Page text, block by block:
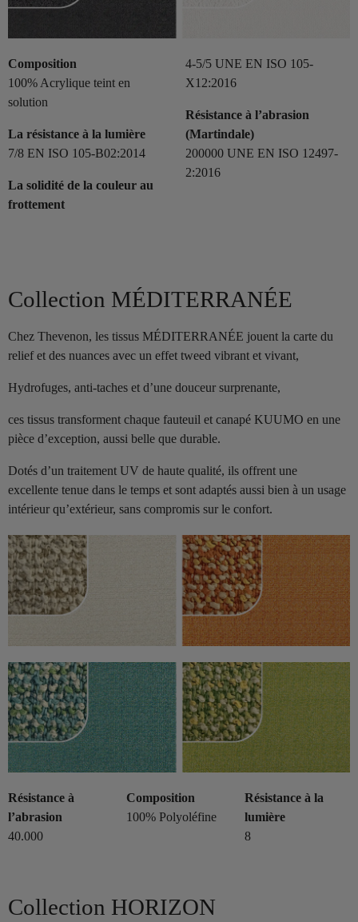
Composition
100% Acrylique teint en
solution
La résistance à la lumière
7/8 EN ISO 105-B02:2014
La solidité de la couleur au
frottement
4-5/5 UNE EN ISO 105-
X12:2016
Résistance à l’abrasion
(Martindale)
200000 UNE EN ISO 12497-
2:2016
Collection MÉDITERRANÉE
Chez Thevenon, les tissus MÉDITERRANÉE jouent la carte du
relief et des nuances avec un effet tweed vibrant et vivant,
Hydrofuges, anti-taches et d’une douceur surprenante,
ces tissus transforment chaque fauteuil et canapé KUUMO en une
pièce d’exception, aussi belle que durable.
Dotés d’un traitement UV de haute qualité, ils offrent une
excellente tenue dans le temps et sont adaptés aussi bien à un usage
intérieur qu’extérieur, sans compromis sur le confort.
Résistance à
l’abrasion
40.000
Composition
100% Polyoléfine
Résistance à la
lumière
8
Collection HORIZON